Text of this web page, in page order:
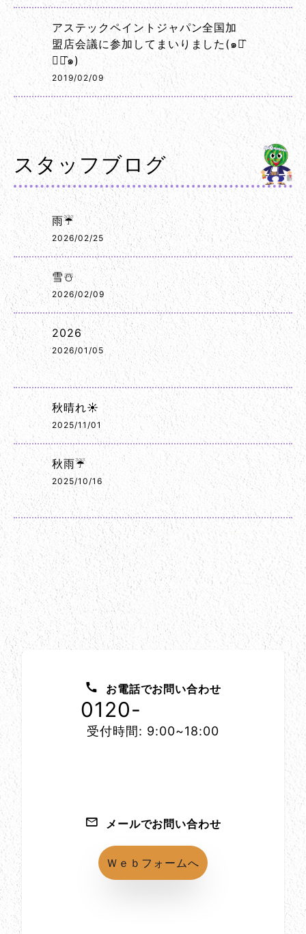
アステックペイントジャパン全国加
盟店会議に参加してまいりました(๑･̑
◡･̑๑)
2019/02/09
スタッフブログ
雨☔
2026/02/25
雪☃️
2026/02/09
2026
2026/01/05
秋晴れ☀️
2025/11/01
秋雨☔
2025/10/16
お電話でお問い合わせ
0120-
受付時間: 9:00~18:00
メールでお問い合わせ
Ｗｅｂフォームへ